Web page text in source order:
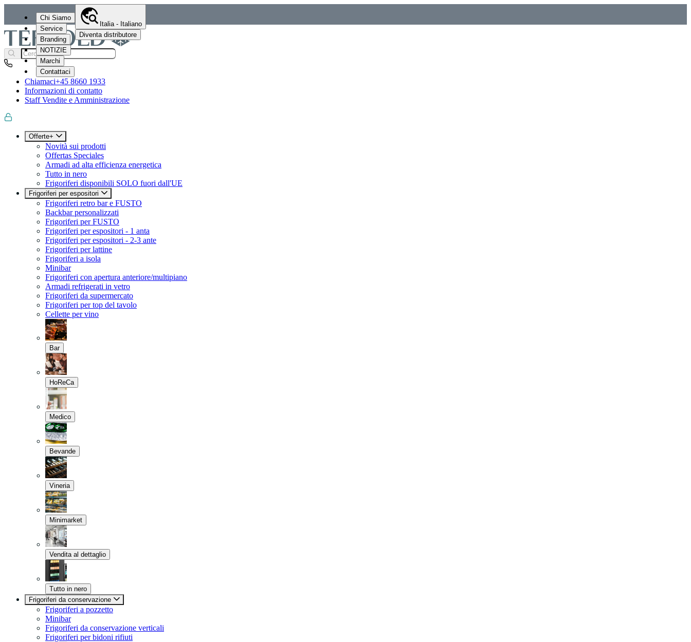
Chi Siamo
Service
Branding
NOTIZIE
Marchi
Contattaci
Italia - Italiano
Diventa distributore
Chiamaci+45 8660 1933
Informazioni di contatto
Staff Vendite e Amministrazione
Offerte+
Novità sui prodotti
Offertas Speciales
Armadi ad alta efficienza energetica
Tutto in nero
Frigoriferi disponibili SOLO fuori dall'UE
Frigoriferi per espositori
Frigoriferi retro bar e FUSTO
Backbar personalizzati
Frigoriferi per FUSTO
Frigoriferi per espositori - 1 anta
Frigoriferi per espositori - 2-3 ante
Frigoriferi per lattine
Frigoriferi a isola
Minibar
Frigoriferi con apertura anteriore/multipiano
Armadi refrigerati in vetro
Frigoriferi da supermercato
Frigoriferi per top del tavolo
Cellette per vino
Bar
HoReCa
Medico
Bevande
Vineria
Minimarket
Vendita al dettaglio
Tutto in nero
Frigoriferi da conservazione
Frigoriferi a pozzetto
Minibar
Frigoriferi da conservazione verticali
Frigoriferi per bidoni rifiuti